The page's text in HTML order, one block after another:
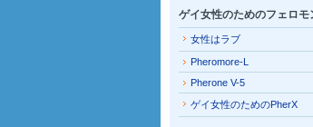
ゲイ女性のためのフェロモ
女性はラブ
Pheromore-L
Pherone V-5
ゲイ女性のためのPherX